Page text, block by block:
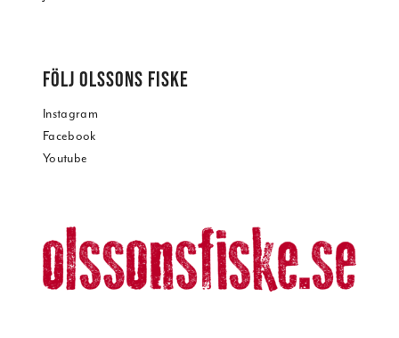
FÖLJ OLSSONS FISKE
Instagram
Facebook
Youtube